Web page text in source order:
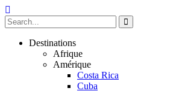
Destinations
Afrique
Amérique
Costa Rica
Cuba